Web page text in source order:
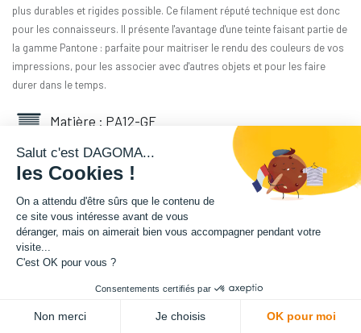
plus durables et rigides possible. Ce filament réputé technique est donc
pour les connaisseurs. Il présente l'avantage d'une teinte faisant partie de
la gamme Pantone : parfaite pour maitriser le rendu des couleurs de vos
impressions, pour les associer avec d'autres objets et pour les faire
durer dans le temps.
Matière : PA12-GF
Diamètre : 1.75 mm
Grammage : 500 g
Couleur : Jaune D'Oeuf
Facilité d'utilisation : Intermédiaire
66,66€HT
Salut c'est DAGOMA...
les Cookies !
On a attendu d'être sûrs que le contenu de
ce site vous intéresse avant de vous
déranger, mais on aimerait bien vous accompagner pendant votre
visite...
C'est OK pour vous ?
Consentements certifiés par
Non merci Je choisis OK pour moi